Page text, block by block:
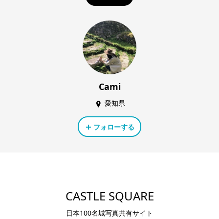
Cami
愛知県
フォローする
CASTLE SQUARE
日本100名城写真共有サイト